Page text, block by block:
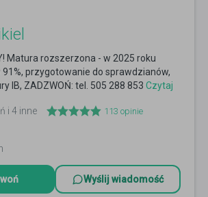
Matura rozszerzona - w 2025 roku
przygotowanie do sprawdzianów,
IB, ZADZWOŃ: tel. 505 288 853 Czytaj
i 4 inne
113 opinie
Wyślij wiadomość